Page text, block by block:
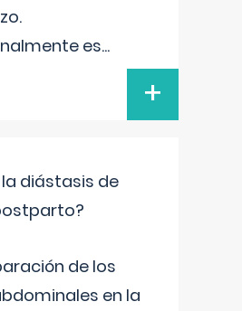
es...
+
la diástasis de
de los
en la